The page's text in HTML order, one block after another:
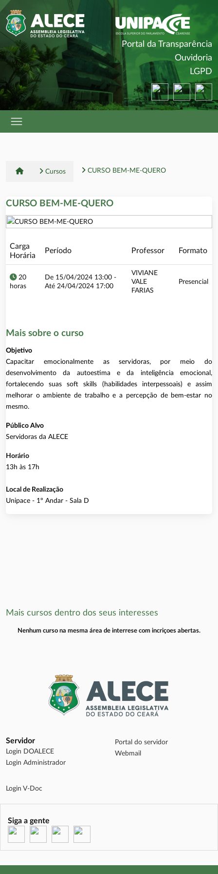
Portal da Transparência
Ouvidoria
LGPD
(abre em nova
(abre em
Cursos CURSO BEM-ME-QUERO
CURSO BEM-ME-QUERO
Carga
Horária
Período Professor Formato
20
horas
De 15/04/2024 13:00 -
Até 24/04/2024 17:00
VIVIANE
VALE
FARIAS
Presencial
Mais sobre o curso
Objetivo
Capacitar emocionalmente as servidoras, por meio do
desenvolvimento da autoestima e da inteligência emocional,
fortalecendo suas soft skills (habilidades interpessoais) e assim
melhorar o ambiente de trabalho e a percepção de bem-estar no
mesmo.
Público Alvo
Servidoras da ALECE
Horário
13h às 17h
Local de Realização
Unipace - 1º Andar - Sala D
Mais cursos dentro dos seus interesses
Nenhum curso na mesma área de interrese com incriçoes abertas.
Servidor
Login DOALECE
Login Administrador
Portal do servidor
Webmail
Login V-Doc
Siga a gente
(abre em nova janela)
(abre em nova janela)
(abre em nova janela)